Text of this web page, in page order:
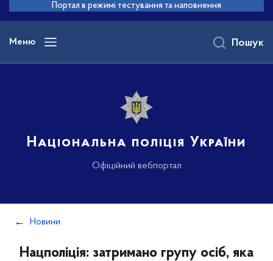
основного
вмісту
Портал в режимі тестування та наповнення
Меню
Національна поліція України
Офіційний вебпортал
Пошук
Новини
Нацполіція: затримано групу осіб, яка